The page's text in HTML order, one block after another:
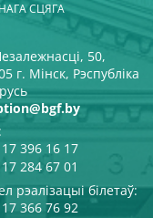
СЦЯГА
50,
г. Мінск, Рэспубліка
396 16 17
284 67 01
рэалізацыі білетаў:
366 76 92